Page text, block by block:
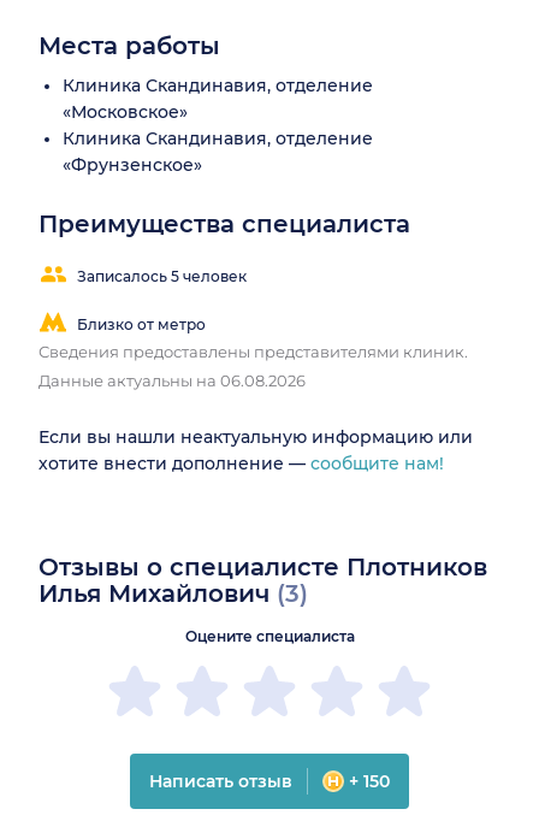
Места работы
Клиника Скандинавия, отделение
«Московское»
Клиника Скандинавия, отделение
«Фрунзенское»
Преимущества специалиста
Записалось 5 человек
Близко от метро
Сведения предоставлены представителями клиник.
Данные актуальны на 06.08.2026
Если вы нашли неактуальную информацию или
хотите внести дополнение — сообщите нам!
Отзывы о специалисте Плотников
Илья Михайлович (3)
Оцените специалиста
Написать отзыв + 150